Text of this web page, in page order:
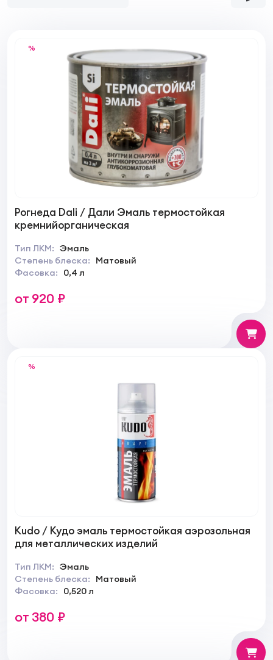
%
Рогнеда Dali / Дали Эмаль термостойкая
кремнийорганическая
Тип ЛКМ: Эмаль
Степень блеска:
Матовый
Фасовка:
0,4 л
от 920 ₽
%
Kudo / Кудо эмаль термостойкая аэрозольная
для металлических изделий
Тип ЛКМ: Эмаль
Степень блеска:
Матовый
Фасовка:
0,520 л
от 380 ₽